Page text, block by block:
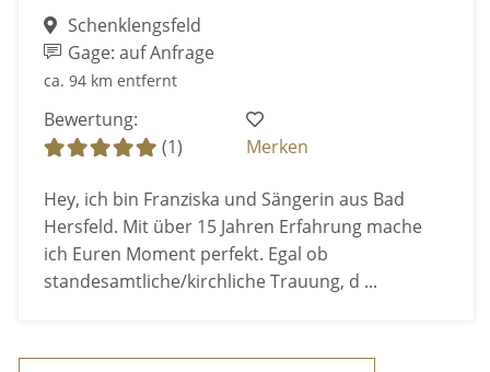
Schenklengsfeld
Gage: auf Anfrage
ca. 94 km entfernt
Bewertung:
(1)
Merken
Hey, ich bin Franziska und Sängerin aus Bad
Hersfeld. Mit über 15 Jahren Erfahrung mache
ich Euren Moment perfekt. Egal ob
standesamtliche/kirchliche Trauung, d ...